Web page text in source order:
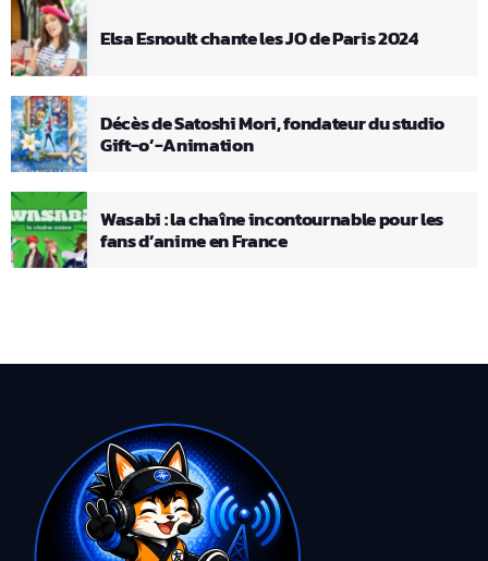
Elsa Esnoult chante les JO de Paris 2024
Décès de Satoshi Mori, fondateur du studio
Gift-o’-Animation
Wasabi : la chaîne incontournable pour les
fans d’anime en France